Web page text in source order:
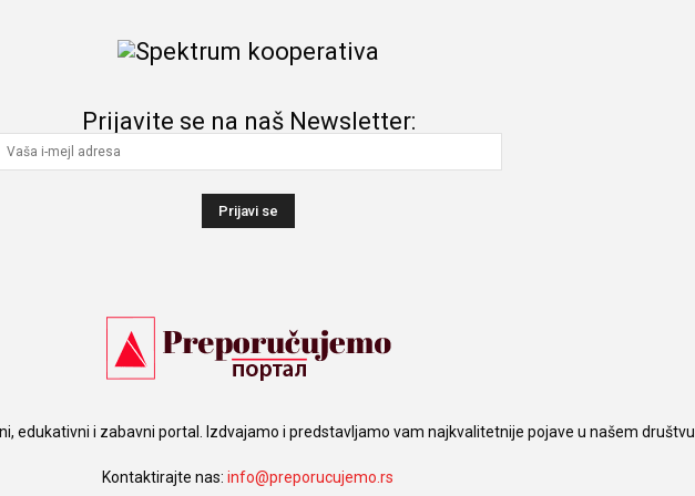
Prijavite se na naš Newsletter:
edukativni i zabavni portal. Izdvajamo i predstavljamo vam najkvalitetnije pojave u našem društvu.
Kontaktirajte nas:info@preporucujemo.rs